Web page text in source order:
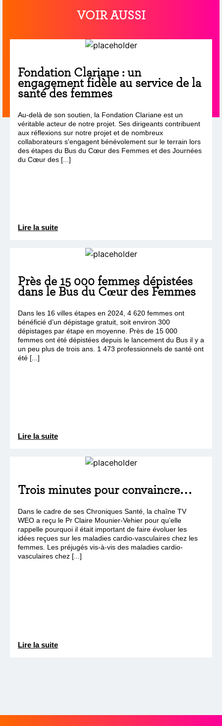
VOIR AUSSI
Fondation Clariane : un
engagement fidèle au service de la
santé des femmes
Au-delà de son soutien, la Fondation Clariane est un
véritable acteur de notre projet. Ses dirigeants contribuent
aux réflexions sur notre projet et de nombreux
collaborateurs s'engagent bénévolement sur le terrain lors
des étapes du Bus du Cœur des Femmes et des Journées
du Cœur des [...]
Lire la suite
Près de 15 000 femmes dépistées
dans le Bus du Cœur des Femmes
Dans les 16 villes étapes en 2024, 4 620 femmes ont
bénéficié d’un dépistage gratuit, soit environ 300
dépistages par étape en moyenne. Près de 15 000
femmes ont été dépistées depuis le lancement du Bus il y a
un peu plus de trois ans. 1 473 professionnels de santé ont
été [...]
Lire la suite
Trois minutes pour convaincre…
Dans le cadre de ses Chroniques Santé, la chaîne TV
WEO a reçu le Pr Claire Mounier-Vehier pour qu’elle
rappelle pourquoi il était important de faire évoluer les
idées reçues sur les maladies cardio-vasculaires chez les
femmes. Les préjugés vis-à-vis des maladies cardio-
vasculaires chez [...]
Lire la suite